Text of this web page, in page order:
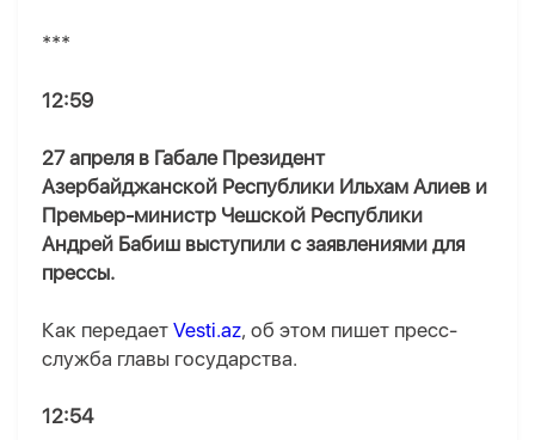
***
12:59
27 апреля в Габале Президент
Азербайджанской Республики Ильхам Алиев и
Премьер-министр Чешской Республики
Андрей Бабиш выступили с заявлениями для
прессы.
Как передает Vesti.az, об этом пишет пресс-
служба главы государства.
12:54